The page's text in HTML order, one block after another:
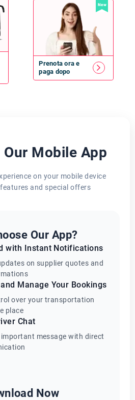
New
Prenota ora e
paga dopo
Our Mobile App
on your mobile device
and special offers
Our App?
with Instant Notifications
on supplier quotes and
Manage Your Bookings
over your transportation
place
Chat
important message with direct
Now